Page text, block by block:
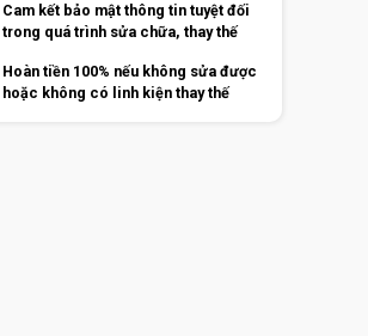
Cam kết bảo mật thông tin tuyệt đối
trong quá trình sửa chữa, thay thế
Hoàn tiền 100% nếu không sửa được
hoặc không có linh kiện thay thế